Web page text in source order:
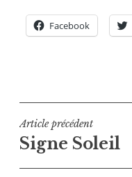
Facebook
Navigation
de
l’article
Article précédent
Signe Soleil